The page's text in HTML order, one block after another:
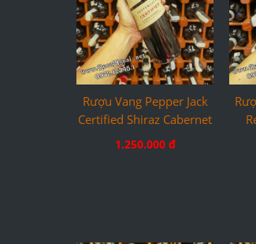
Rượu Vang Pepper Jack
Certified Shiraz Cabernet
1.250.000 đ